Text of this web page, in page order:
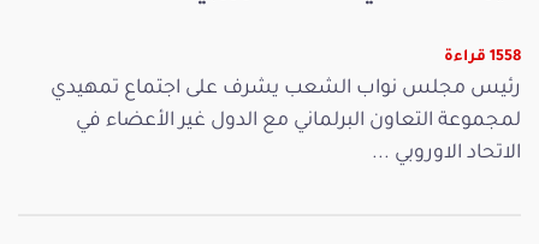
1558 قراءة
رئيس مجلس نواب الشعب يشرف على اجتماع تمهيدي
لمجموعة التعاون البرلماني مع الدول غير الأعضاء في
الاتحاد الاوروبي ...